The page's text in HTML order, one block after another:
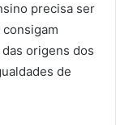
precisa ser
origens dos
de